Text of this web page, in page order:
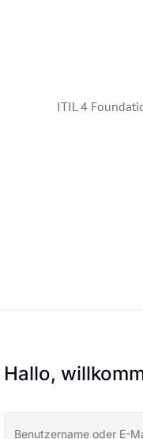
ITIL 4
Hallo,